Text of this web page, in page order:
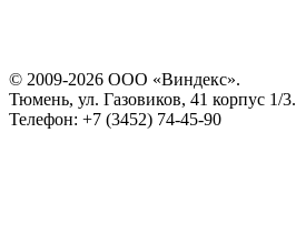
© 2009-2026 ООО «Виндекс».
Тюмень, ул. Газовиков, 41 корпус 1/3.
Телефон: +7 (3452) 74-45-90